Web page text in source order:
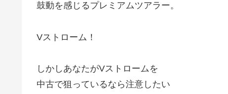
鼓動を感じるプレミアムツアラー。
Vストローム！
しかしあなたがVストロームを
中古で狙っているなら注意したい